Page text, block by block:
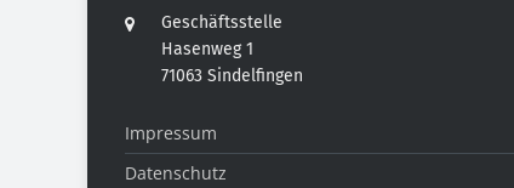
Geschäftsstelle
Hasenweg 1
71063 Sindelfingen
Impressum
Datenschutz